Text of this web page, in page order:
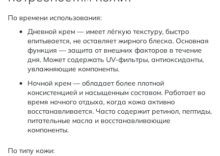
По времени использования:
Дневной крем — имеет лёгкую текстуру, быстро
впитывается, не оставляет жирного блеска. Основная
функция — защита от внешних факторов в течение
дня. Может содержать UV-фильтры, антиоксиданты,
увлажняющие компоненты.
Ночной крем — обладает более плотной
консистенцией и насыщенным составом. Работает во
время ночного отдыха, когда кожа активно
восстанавливается. Часто содержит ретинол, пептиды,
питательные масла и восстанавливающие
компоненты.
По типу кожи: